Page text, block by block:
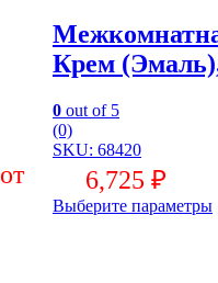
Крем
0 out of 5
(0)
SKU: 68420
6,725 ₽
Выберите параметры